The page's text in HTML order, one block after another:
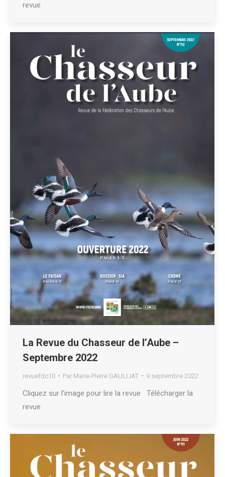
revue
La Revue du Chasseur de l’Aube –
Septembre 2022
revuefdc10 Par Marie-Pierre GAULLIAT 9 septembre 2022
Cliquez sur l’image pour lire la revue Télécharger la
revue